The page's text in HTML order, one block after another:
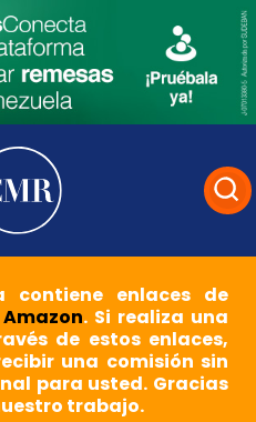
contiene enlaces de
Amazon. Si realiza una
de estos enlaces,
una comisión sin
para usted. Gracias
trabajo.